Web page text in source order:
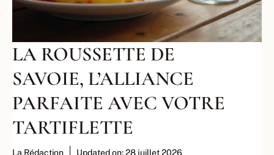
LA ROUSSETTE DE
SAVOIE, L’ALLIANCE
PARFAITE AVEC VOTRE
TARTIFLETTE
La Rédaction Updated on:28 juillet 2026